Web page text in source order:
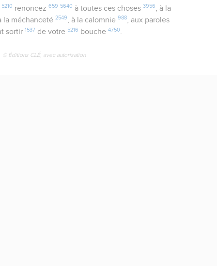
5210 renoncez 659 5640 à toutes ces choses 3956
, à la
la méchanceté2549, à la calomnie988, aux paroles
sortir 1537 de votre 5216 bouche4750.
© Éditions CLÉ, avec autorisation